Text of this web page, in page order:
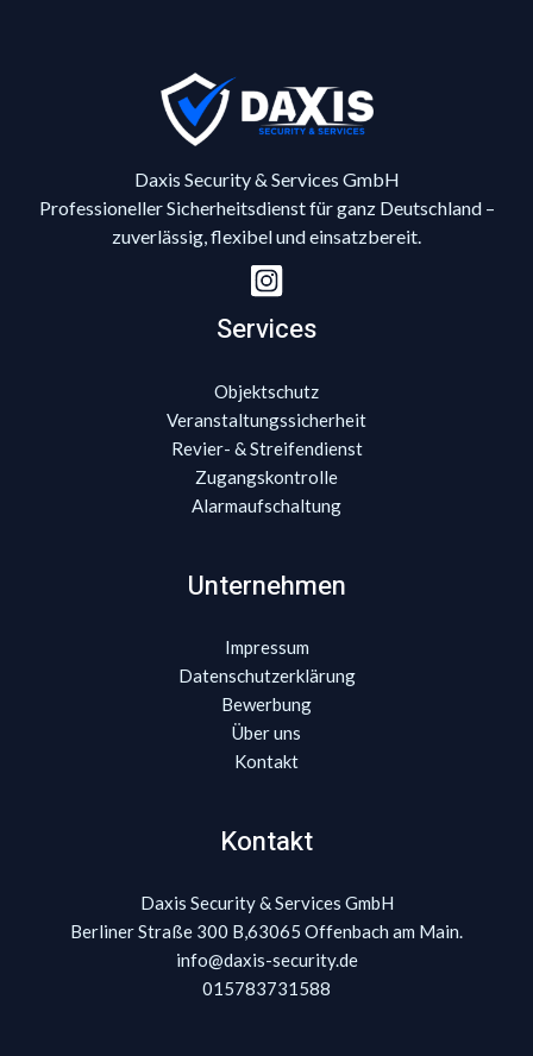
Daxis Security & Services GmbH
Professioneller Sicherheitsdienst für ganz Deutschland –
zuverlässig, flexibel und einsatzbereit.
Services
Objektschutz
Veranstaltungssicherheit
Revier- & Streifendienst
Zugangskontrolle
Alarmaufschaltung
Unternehmen
Impressum
Datenschutzerklärung
Bewerbung
Über uns
Kontakt
Kontakt
Daxis Security & Services GmbH
Berliner Straße 300 B,63065 Offenbach am Main.
info@daxis-security.de
015783731588